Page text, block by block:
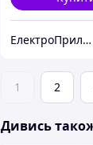
ЕлектроПриладТехСервіс
1 2
Дивись